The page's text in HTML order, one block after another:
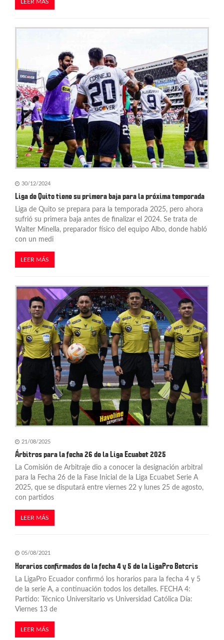
LEER MÁS
30/12/2024
Liga de Quito tiene su primera baja para la próxima temporada
Liga de Quito se prepara para la temporada 2025, pero ahora
sufrió su primera baja antes de finalizar el 2024. Se trata de
Walter Minella, preparador físico del equipo Albo, donde habló
con un medi
LEER MÁS
21/08/2025
Árbitros para la fecha 26 de la Liga Ecuabet 2025
La Comisión de Arbitraje dio a conocer la designación arbitral
para la Fecha 26 de la Fase Inicial de la Liga Ecuabet Serie A
2025, que se disputará entre viernes 22 y lunes 25 de agosto,
con partidos
LEER MÁS
05/08/2021
Horarios confirmados de la fecha 4 y 5 de la LigaPro Betcris
La LigaPro Ecuador confirmó los horarios para la fecha 4 y 5
de la serie A, a continuación todos los detalles. FECHA 4:
Partido: Técnico Universitario vs Universidad Católica Día:
Viernes 13 de
LEER MÁS